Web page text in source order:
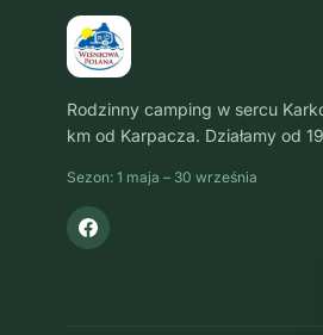
Rodzinny camping w sercu
km od Karpacza. Działamy od
Sezon: 1 maja – 30 września